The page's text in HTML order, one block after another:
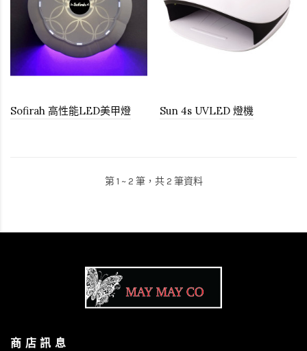
Sofirah 高性能LED美甲燈 Sun 4s UVLED 燈機
第 1 ~ 2 筆，共 2 筆資料
商 店 訊 息